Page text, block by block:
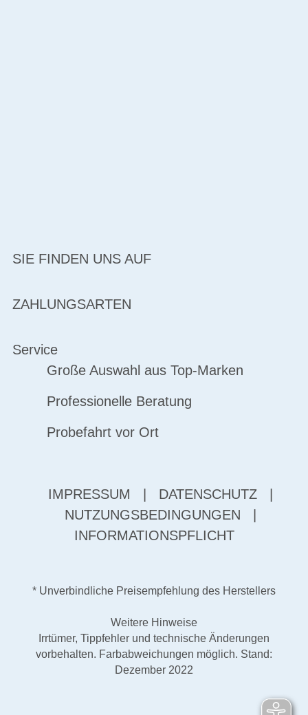
SIE FINDEN UNS AUF
ZAHLUNGSARTEN
Service
Große Auswahl aus Top-Marken
Professionelle Beratung
Probefahrt vor Ort
IMPRESSUM DATENSCHUTZ
NUTZUNGSBEDINGUNGEN
INFORMATIONSPFLICHT
* Unverbindliche Preisempfehlung des Herstellers
Weitere Hinweise
Irrtümer, Tippfehler und technische Änderungen
vorbehalten. Farbabweichungen möglich. Stand:
Dezember 2022